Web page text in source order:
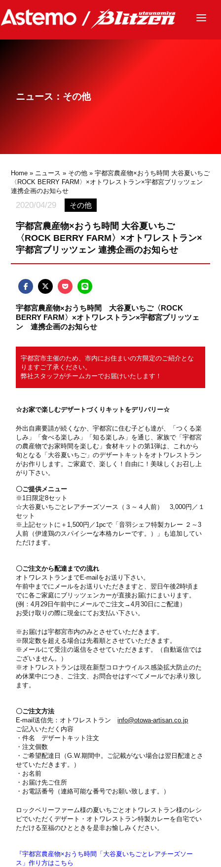
ニュース
グッズ
ニュース：その他
Home » ニュース » その他 » 宇都宮農産物×おうち時間 大谷夏いちご
〈ROCK BERRY FARM〉×オトワレストラン×宇都宮ブリッツェン
連携企画のお知らせ
2020/04/29 その他
宇都宮農産物×おうち時間 大谷夏いちご
〈ROCK BERRY FARM〉×オトワレストラン×
宇都宮ブリッツェン 連携企画のお知らせ
宇都宮農産物×おうち時間 大谷夏いちご〈ROCK
BERRY FARM〉×オトワレストラン×宇都宮ブリッツェ
ン 連携企画のお知らせ
宇都宮市主催のため、市内にお住まいの方限定のご紹介とな
りますご了承ください。
弊社スタッフがチームカーでお届けいたします！
☆お家で楽しむデザートづくりキットをデリバリー☆
外出自粛要請が続くなか、宇都宮に住む子ども達が、「つくる楽
しみ」「食べる楽しみ」「知る楽しみ」を通じ、家族で「宇都宮
の農産物でお家時間を楽しむ」食材キットの第1弾は、これから
旬となる「大谷夏いちご」のデザートキットをオトワレストラン
がお作りします。ご家庭で、楽しく！自由に！美味しくお召し上
がり下さい。
〇ご提供メニュー
※ 1 日限定8セット
☆大谷夏いちごとレアチーズソース（３～４人前）3,000円／１
セット
※上記セットに＋ 1,500円／ 1pcで「音羽シェフ特製カレー ２～3
人前（伊達鶏のスパイシーな本格カレーです。）」も追加してい
ただけます。
〇ご注文から配達までの流れ
オトワレストランまでE-mail をお送り下さい。
午前中までにメールをお送りいただきますと、翌日午後2時頃ま
でに各ご家庭にブリッツェンカーが直接お届けにまいります。
(例：4月29 日午前中にメールでご注文→4月30 日にご配達）
お受け取りの際に現金にてお支払い下さい。
※お届けは宇都宮市内のみとさせていただきます。
※限定数を超える場合は先着順とさせていただきます。
※メールにて受注の返信をさせていただきます。（自動返信では
ございません。）
※オトワレストランは現在新型コロナウイルス感染拡大防止のた
め休業中につき、ご注文、お問合せはすべてメールでお承り致し
ます。
〇ご注文方法
E-mail送信先：オトワレストランinfo@otowa-artisan.co.jp
ご記入いただく内容
・件名 デザートキット注文
・注文個数
・ご希望配達日（G.W.期間中。ご記載がない場合は翌日配達とさ
せていただきます。）
・お名前
・お届け先ご住所
・お電話番号（連絡可能な番号でお願い致します。）
ロックベリーファーム様の夏いちごとオトワレストラン様のレシ
ピでいただくデザート・オトワレストラン特製カレーを自宅でい
ただける至福のひとときを是非お愉しみください。
『宇都宮農産物×おうち時間「大谷夏いちごとレアチーズソー
ス」作り方はこちら